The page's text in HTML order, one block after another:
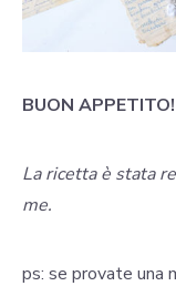
BUON APPETITO!
La ricetta è stata
me.
ps: se provate una